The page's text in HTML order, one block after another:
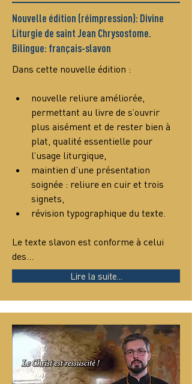
Nouvelle édition (réimpression): Divine
Liturgie de saint Jean Chrysostome.
Bilingue: français-slavon
Dans cette nouvelle édition :
nouvelle reliure améliorée,
permettant au livre de s’ouvrir
plus aisément et de rester bien à
plat, qualité essentielle pour
l’usage liturgique,
maintien d’une présentation
soignée : reliure en cuir et trois
signets,
révision typographique du texte.
Le texte slavon est conforme à celui
des…
Lire la suite...